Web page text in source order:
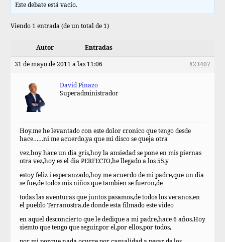
Este debate está vacío.
Viendo 1 entrada (de un total de 1)
Autor Entradas
31 de mayo de 2011 a las 11:06 #23407
David Pinazo
Superadministrador
Hoy.me he levantado con este dolor cronico que tengo desde
hace……ni me acuerdo,ya que mi disco se queja otra
vez,hoy hace un dia gris,hoy la ansiedad se pone en mis piernas
otra vez,hoy es el dia PERFECTO,he llegado a los 55,y
estoy feliz i esperanzado,hoy me acuerdo de mi padre,que un dia
se fue,de todos mis niños que tambien se fueron,de
todas las aventuras que juntos pasamos,de todos los veranos,en
el pueblo Terranostra,de donde esta filmado este video
en aquel desconcierto que le dedique a mi padre,hace 6 años.Hoy
siemto que tengo que seguir,por el,por ellos,por todos,